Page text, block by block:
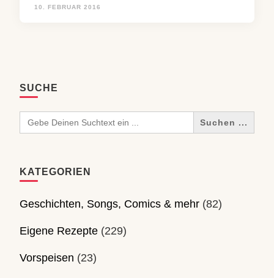
10. FEBRUAR 2016
SUCHE
Search
for:
KATEGORIEN
Geschichten, Songs, Comics & mehr (82)
Eigene Rezepte (229)
Vorspeisen (23)